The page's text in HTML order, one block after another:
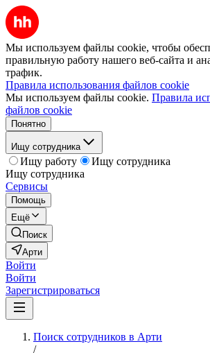
Мы используем файлы cookie, чтобы
правильную работу нашего веб-сайта и
трафик.
Правила использования файлов cookie
Мы используем файлы cookie. Правила
файлов cookie
Понятно
Ищу сотрудника
Ищу работу
Ищу сотрудника
Ищу сотрудника
Сервисы
Помощь
Ещё
Поиск
Арти
Войти
Войти
Зарегистрироваться
Поиск сотрудников в Арти
/